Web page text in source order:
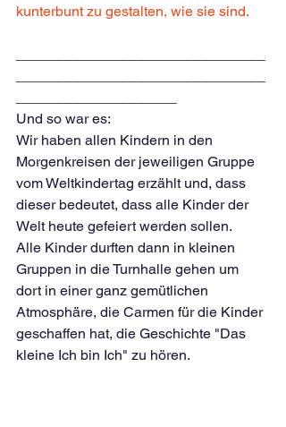
kunterbunt zu gestalten, wie sie sind.
Und so war es:
Wir haben allen Kindern in den
Morgenkreisen der jeweiligen Gruppe
vom Weltkindertag erzählt und, dass
dieser bedeutet, dass alle Kinder der
Welt heute gefeiert werden sollen.
Alle Kinder durften dann in kleinen
Gruppen in die Turnhalle gehen um
dort in einer ganz gemütlichen
Atmosphäre, die Carmen für die Kinder
geschaffen hat, die Geschichte "Das
kleine Ich bin Ich" zu hören.